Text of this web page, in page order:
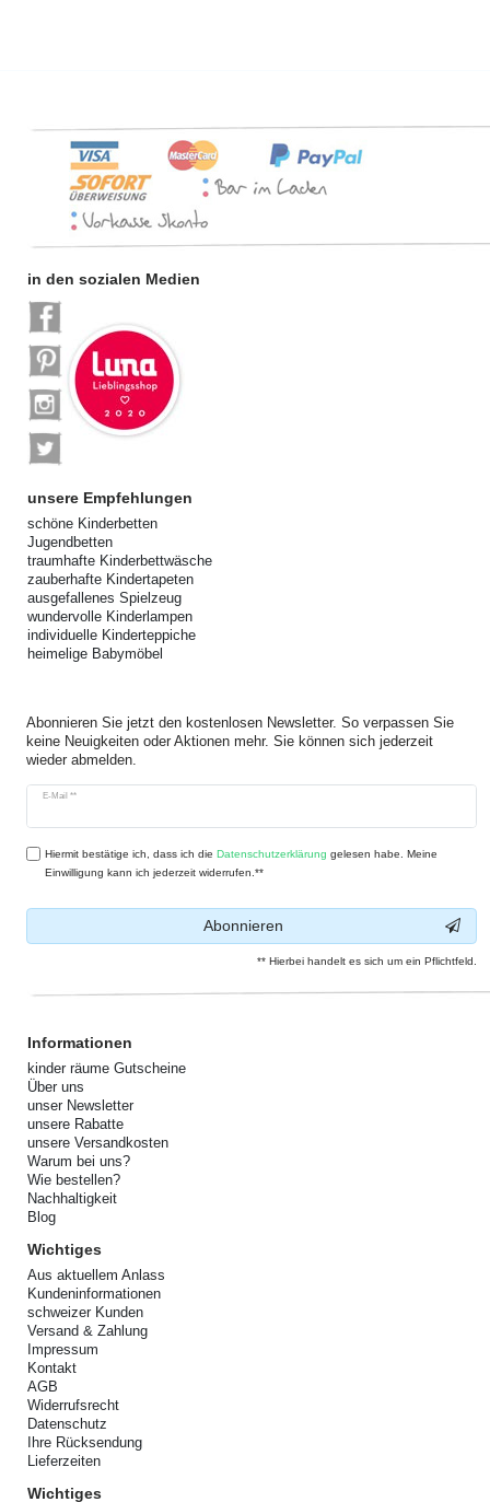
in den sozialen Medien
unsere Empfehlungen
schöne Kinderbetten
Jugendbetten
traumhafte Kinderbettwäsche
zauberhafte Kindertapeten
ausgefallenes Spielzeug
wundervolle Kinderlampen
individuelle Kinderteppiche
heimelige Babymöbel
Abonnieren Sie jetzt den kostenlosen Newsletter. So verpassen Sie
keine Neuigkeiten oder Aktionen mehr. Sie können sich jederzeit
wieder abmelden.
E-Mail **
Newsletter
Hiermit bestätige ich, dass ich dieDaten­schutz­erklärung gelesen habe. Meine
Einwilligung kann ich jederzeit widerrufen.**
Abonnieren
** Hierbei handelt es sich um ein Pflichtfeld.
Informationen
kinder räume Gutscheine
Über uns
unser Newsletter
unsere Rabatte
unsere Versandkosten
Warum bei uns?
Wie bestellen?
Nachhaltigkeit
Blog
Wichtiges
Aus aktuellem Anlass
Kundeninformationen
schweizer Kunden
Versand & Zahlung
Impressum
Kontakt
AGB
Widerrufsrecht
Datenschutz
Ihre Rücksendung
Lieferzeiten
Wichtiges